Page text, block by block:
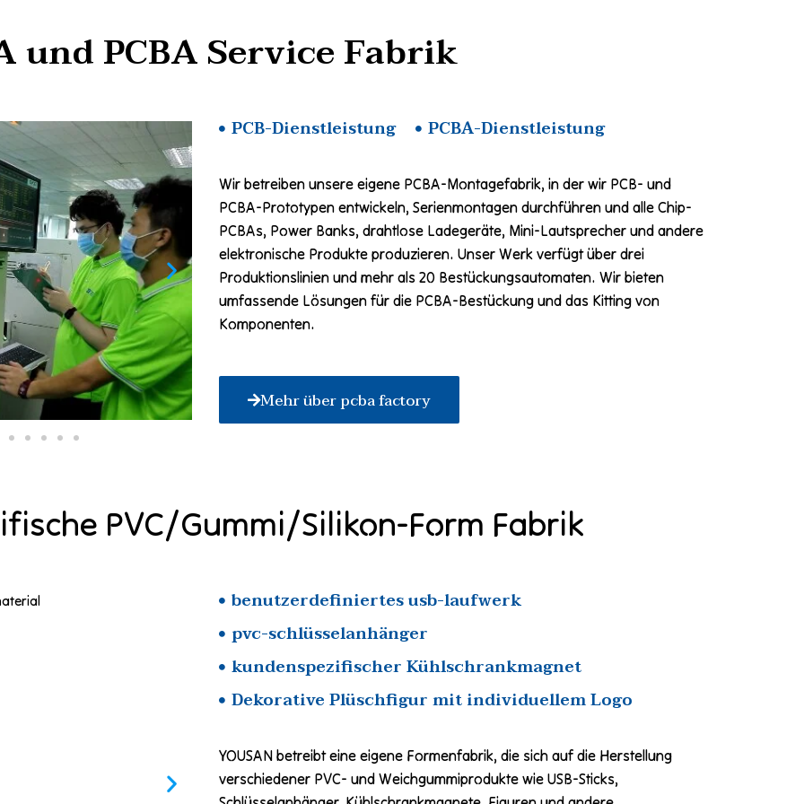
und PCBA Service Fabrik
PCB-Dienstleistung PCBA-Dienstleistung
Wir betreiben unsere eigene PCBA-Montagefabrik, in der wir PCB- und
PCBA-Prototypen entwickeln, Serienmontagen durchführen und alle Chip-
PCBAs, Power Banks, drahtlose Ladegeräte, Mini-Lautsprecher und andere
elektronische Produkte produzieren. Unser Werk verfügt über drei
Produktionslinien und mehr als 20 Bestückungsautomaten. Wir bieten
umfassende Lösungen für die PCBA-Bestückung und das Kitting von
Komponenten.
Mehr über pcba factory
PVC/Gummi/Silikon-Form Fabrik
benutzerdefiniertes usb-laufwerk
pvc-schlüsselanhänger
kundenspezifischer Kühlschrankmagnet
Dekorative Plüschfigur mit individuellem Logo
YOUSAN betreibt eine eigene Formenfabrik, die sich auf die Herstellung
verschiedener PVC- und Weichgummiprodukte wie USB-Sticks,